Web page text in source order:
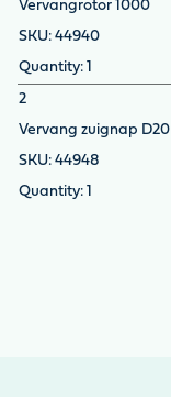
Vervangrotor 1000
44940
1
2
Vervang zuignap D20
44948
1